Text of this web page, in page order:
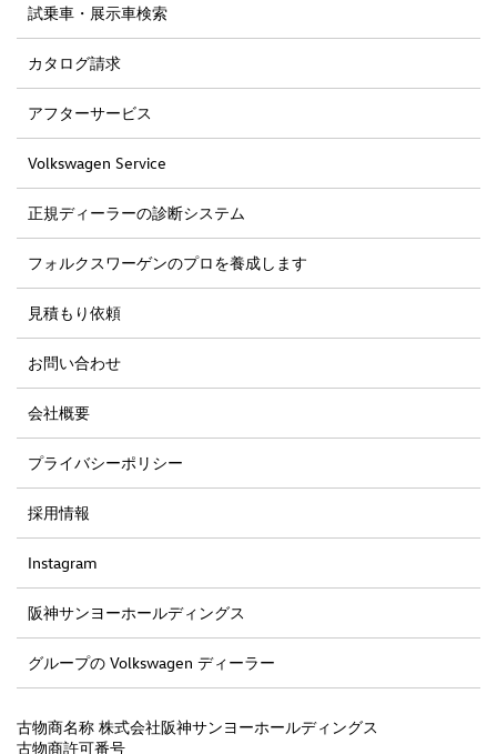
試乗車・展示車検索
カタログ請求
アフターサービス
Volkswagen Service
正規ディーラーの診断システム
フォルクスワーゲンのプロを養成します
見積もり依頼
お問い合わせ
会社概要
プライバシーポリシー
採用情報
Instagram
阪神サンヨーホールディングス
グループの Volkswagen ディーラー
古物商名称 株式会社阪神サンヨーホールディングス
古物商許可番号